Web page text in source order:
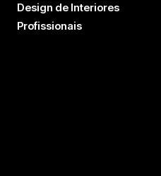
Design de Interiores
Profissionais